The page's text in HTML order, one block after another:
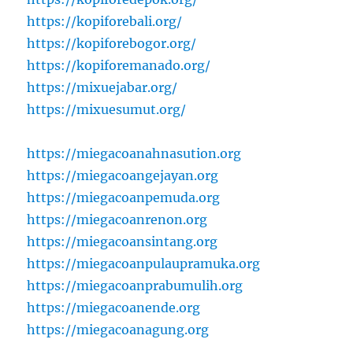
https://kopiforebali.org/
https://kopiforebogor.org/
https://kopiforemanado.org/
https://mixuejabar.org/
https://mixuesumut.org/
https://miegacoanahnasution.org
https://miegacoangejayan.org
https://miegacoanpemuda.org
https://miegacoanrenon.org
https://miegacoansintang.org
https://miegacoanpulaupramuka.org
https://miegacoanprabumulih.org
https://miegacoanende.org
https://miegacoanagung.org